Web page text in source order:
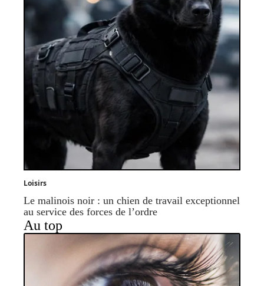
Loisirs
Le malinois noir : un chien de travail exceptionnel
au service des forces de l’ordre
Au top